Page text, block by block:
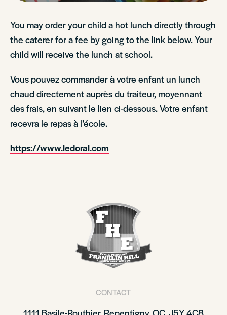
You may order your child a hot lunch directly through
the caterer for a fee by going to the link below. Your
child will receive the lunch at school.
Vous pouvez commander à votre enfant un lunch
chaud directement auprès du traiteur, moyennant
des frais, en suivant le lien ci-dessous. Votre enfant
recevra le repas à l’école.
https://www.ledoral.com
CONTACT